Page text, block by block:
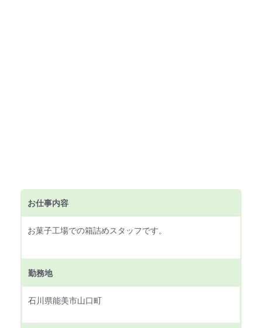
お仕事内容
お菓子工場での箱詰めスタッフです。
勤務地
石川県能美市山口町